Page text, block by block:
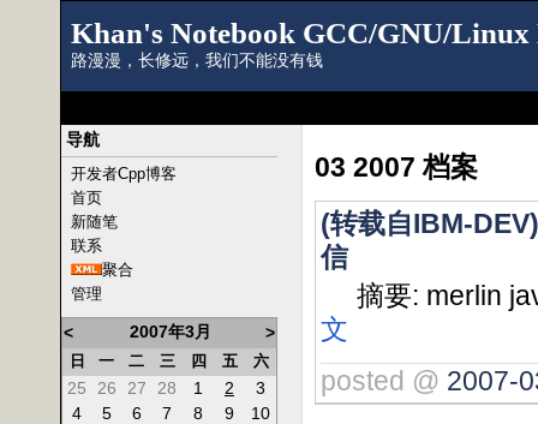
Khan's Notebook GCC/GNU/
路漫漫，长修远，我们不能没有钱
导航
开发者Cpp博客
首页
新随笔
联系
聚合
管理
< 2007年3月 >
日 一 二 三 四 五 六
25 26 27 28 1 2
3
4
5 6 7 8 9
10
03 2007 档案
(转载自IBM-
信
摘要: merlin
文
posted @ 2007-